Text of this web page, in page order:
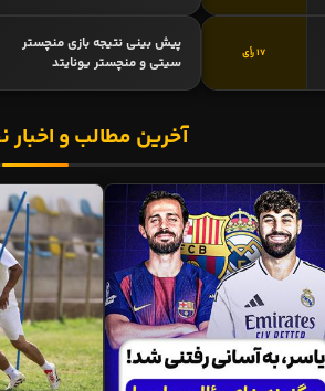
17 رأی
پیش بینی نتیجه بازی منچستر
سیتی و منچستر یونایتد
آخرین مطالب و اخبار